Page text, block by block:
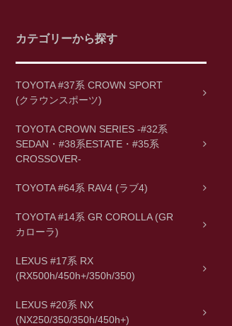
カテゴリーから探す
TOYOTA #37系 CROWN SPORT
(クラウンスポーツ)
TOYOTA CROWN SERIES -#32系
SEDAN・#38系ESTATE・#35系
CROSSOVER-
TOYOTA #64系 RAV4 (ラブ4)
TOYOTA #14系 GR COROLLA (GR
カローラ)
LEXUS #17系 RX
(RX500h/450h+/350h/350)
LEXUS #20系 NX
(NX250/350/350h/450h+)